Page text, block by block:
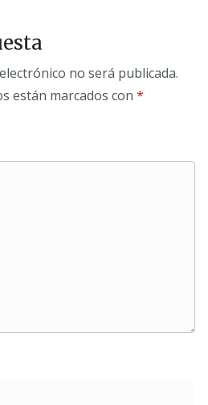
no será publicada.
están marcados con *